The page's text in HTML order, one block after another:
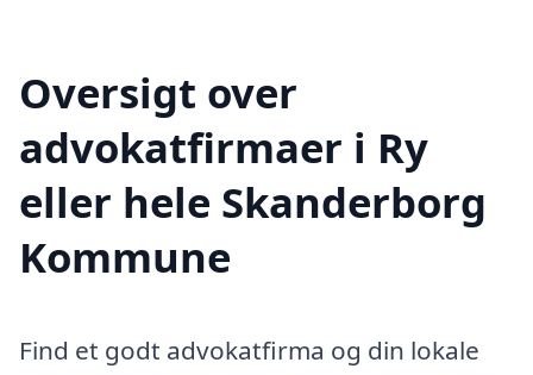
Oversigt over
advokatfirmaer i Ry
eller hele Skanderborg
Kommune
Find et godt advokatfirma og din lokale